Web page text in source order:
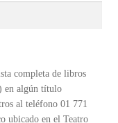
completa de libros
en algún título
al teléfono 01 771
ubicado en el Teatro